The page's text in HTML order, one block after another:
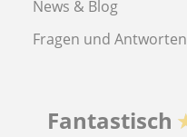
News & Blog
Fragen und Antworten
Fantastisch